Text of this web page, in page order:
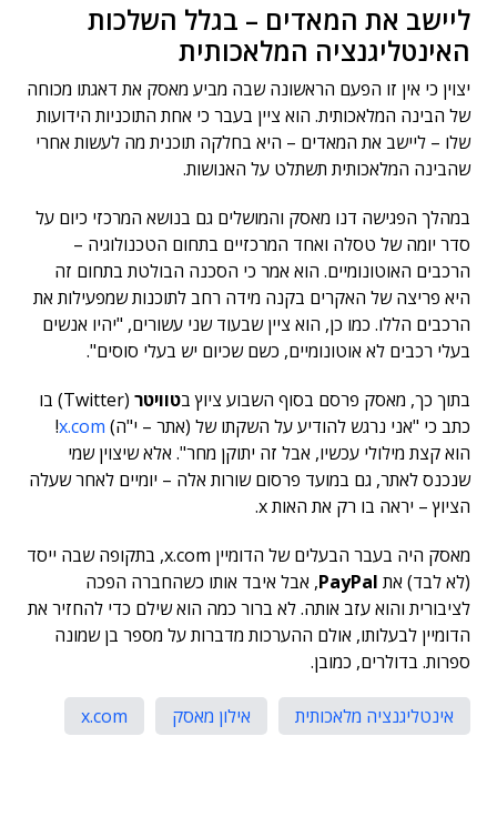
ליישב את המאדים – בגלל השלכות
האינטליגנציה המלאכותית
יצוין כי אין זו הפעם הראשונה שבה מביע מאסק את דאגתו מכוחה
של הבינה המלאכותית. הוא ציין בעבר כי אחת התוכניות הידועות
שלו – ליישב את המאדים – היא בחלקה תוכנית מה לעשות אחרי
שהבינה המלאכותית תשתלט על האנושות.
במהלך הפגישה דנו מאסק והמושלים גם בנושא המרכזי כיום על
סדר יומה של טסלה ואחד המרכזיים בתחום הטכנולוגיה –
הרכבים האוטונומיים. הוא אמר כי הסכנה הבולטת בתחום זה
היא פריצה של האקרים בקנה מידה רחב לתוכנות שמפעילות את
הרכבים הללו. כמו כן, הוא ציין שבעוד שני עשורים, "יהיו אנשים
בעלי רכבים לא אוטונומיים, כשם שכיום יש בעלי סוסים".
בתוך כך, מאסק פרסם בסוף השבוע ציוץ בטוויטר
(Twitter) בו
כתב כי "אני נרגש להודיע על השקתו של (אתר – י"ה) x.com
!
הוא קצת מילולי עכשיו, אבל זה יתוקן מחר". אלא שיצוין שמי
שנכנס לאתר, גם במועד פרסום שורות אלה – יומיים לאחר שעלה
הציוץ – יראה בו רק את האות x.
מאסק היה בעבר הבעלים של הדומיין x.com, בתקופה שבה ייסד
(לא לבד) את PayPal, אבל איבד אותו כשהחברה הפכה
לציבורית והוא עזב אותה. לא ברור כמה הוא שילם כדי להחזיר את
הדומיין לבעלותו, אולם ההערכות מדברות על מספר בן שמונה
ספרות. בדולרים, כמובן.
אינטליגנציה מלאכותית אילון מאסק x.com